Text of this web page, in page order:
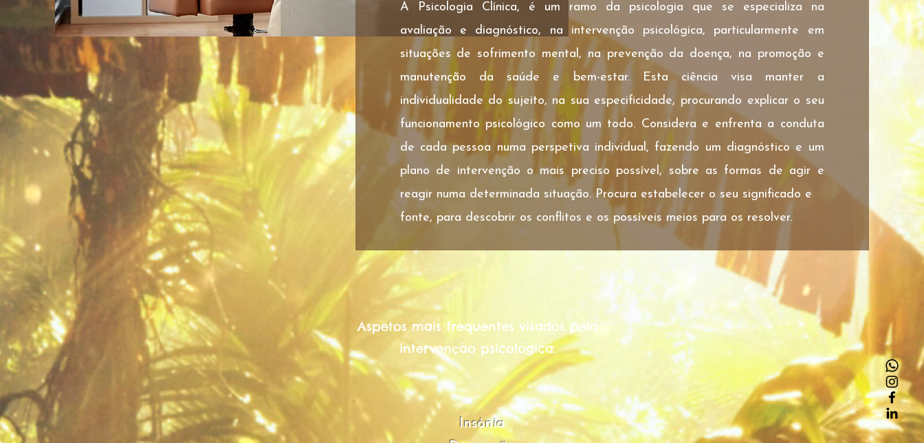
A Psicologia Clínica, é um ramo da psicologia que se especializa na
avaliação e diagnóstico, na intervenção psicológica, particularmente em
situações de sofrimento mental, na prevenção da doença, na promoção e
manutenção da saúde e bem-estar. Esta ciência visa manter a
individualidade do sujeito, na sua especificidade, procurando explicar o seu
funcionamento psicológico como um todo. Considera e enfrenta a conduta
de cada pessoa numa perspetiva individual, fazendo um diagnóstico e um
plano de intervenção o mais preciso possível, sobre as formas de agir e
reagir numa determinada situação. Procura estabelecer o seu significado e
fonte, para descobrir os conflitos e os possíveis meios para os resolver.
Aspetos mais frequentes visados pela
intervenção psicológica:
Insónia